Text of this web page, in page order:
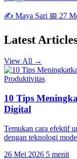
✍️ Maya Sari 📅 27
Latest
View All →
Produktivitas
10 Tips
Digital
Temukan cara efektif
dengan teknologi
26 Mei 2026 5 menit